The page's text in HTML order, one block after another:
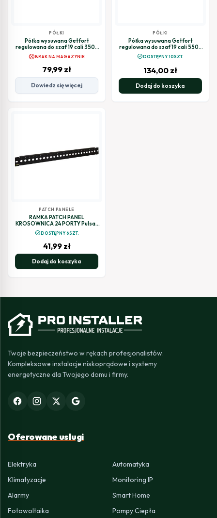
PÓŁKI
Półka wysuwana Getfort
regulowana do szaf 19 cali 350-
cancelBRAK NA MAGAZYNIE
79,99 zł
Dowiedz się więcej
PÓŁKI
Półka wysuwana Getfort
regulowana do szaf 19 cali 550-
check_circleDOSTĘPNY 10SZT.
134,00 zł
Dodaj do koszyka
PATCH PANELE
RAMKA PATCH PANEL
KROSOWNICA 24 PORTY Pulsar
check_circleDOSTĘPNY 6SZT.
41,99 zł
Dodaj do koszyka
Twoje bezpieczeństwo w rękach profesjonalistów.
Kompleksowe instalacje niskoprądowe i systemy
energetyczne dla Twojego domu i firmy.
Oferowane usługi
Elektryka
Automatyka
Klimatyzacje
Monitoring IP
Alarmy
Smart Home
Fotowoltaika
Pompy Ciepła